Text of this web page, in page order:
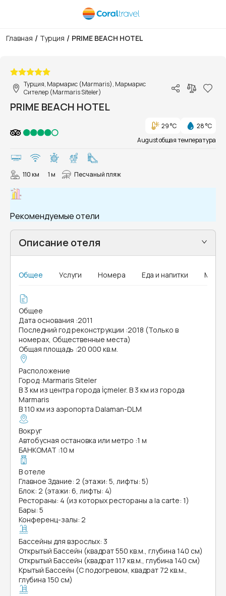
Главная / Турция / PRIME BEACH HOTEL
Турция, Мармарис (Marmaris), Мармарис
Сителер (Marmaris Siteler)
PRIME BEACH HOTEL
29 °C
28 °C
August общая температура
110 км 1 м Песчаный пляж
Рекомендуемые отели
Описание отеля
Общее Услуги Номера Еда и напитки MICE
Общее
Дата основания :2011
Последний год реконструкции :2018 (Только в
номерах, Общественные места)
Общая площадь :20 000 кв.м.
Расположение
Город :Marmaris Siteler
В 3 км из центра города İçmeler. В 3 км из города
Marmaris
В 110 км из аэропорта Dalaman-DLM
Вокруг
Автобусная остановка или метро :1 м
БАНКОМАТ :10 м
В отеле
Главное Здание: 2 (этажи: 5, лифты: 5)
Блок: 2 (этажи: 6, лифты: 4)
Рестораны: 4 (из которых рестораны a la carte: 1)
Бары: 5
Конференц-залы: 2
Бассейны для взрослых: 3
Открытый Бассейн (квадрат 550 кв.м., глубина 140 см)
Открытый Бассейн (квадрат 117 кв.м., глубина 140 см)
Крытый Бассейн (С подогревом, квадрат 72 кв.м.,
глубина 150 см)